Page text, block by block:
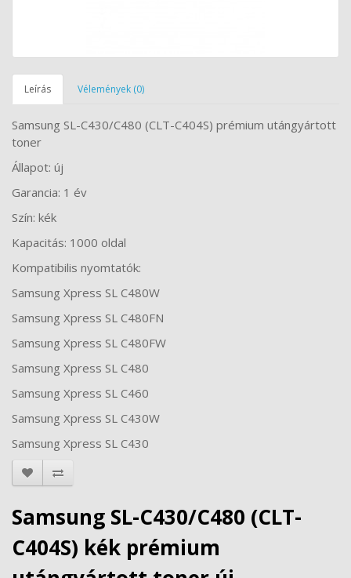
Leírás Vélemények (0)
Samsung SL-C430/C480 (CLT-C404S) prémium utángyártott
toner
Állapot: új
Garancia: 1 év
Szín: kék
Kapacitás: 1000 oldal
Kompatibilis nyomtatók:
Samsung Xpress SL C480W
Samsung Xpress SL C480FN
Samsung Xpress SL C480FW
Samsung Xpress SL C480
Samsung Xpress SL C460
Samsung Xpress SL C430W
Samsung Xpress SL C430
Samsung SL-C430/C480 (CLT-
C404S) kék prémium